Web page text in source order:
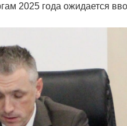
2025 года ожидается